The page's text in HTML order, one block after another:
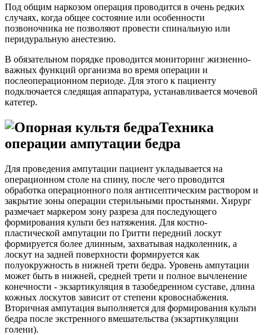
Под общим наркозом операция проводится в очень редких
случаях, когда общее состояние или особенности
позвоночника не позволяют провести спинальную или
перидуральную анестезию.
В обязательном порядке проводится мониторинг жизненно-
важных функций организма во время операции и
послеоперационном периоде. Для этого к пациенту
подключается следящая аппаратура, устанавливается мочевой
катетер.
Техника
операции ампутации бедра
Для проведения ампутации пациент укладывается на
операционном столе на спину, после чего проводится
обработка операционного поля антисептическим раствором и
закрытие зоны операции стерильными простынями. Хирург
размечает маркером зону разреза для последующего
формирования культи без натяжения. Для костно-
пластической ампутации по Гритти передний лоскут
формируется более длинным, захватывая надколенник, а
лоскут на задней поверхности формируется как
полуокружность в нижней трети бедра. Уровень ампутации
может быть в нижней, средней трети и полное вычленение
конечности - экзартикуляция в тазобедренном суставе, длина
кожных лоскутов зависит от степени кровоснабжения.
Вторичная ампутация выполняется для формирования культи
бедра после экстренного вмешательства (экзартикуляции
голени).